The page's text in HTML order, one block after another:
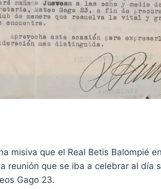
misiva que el Real Betis Balompié
reunión que se iba a celebrar al día
Gago 23.